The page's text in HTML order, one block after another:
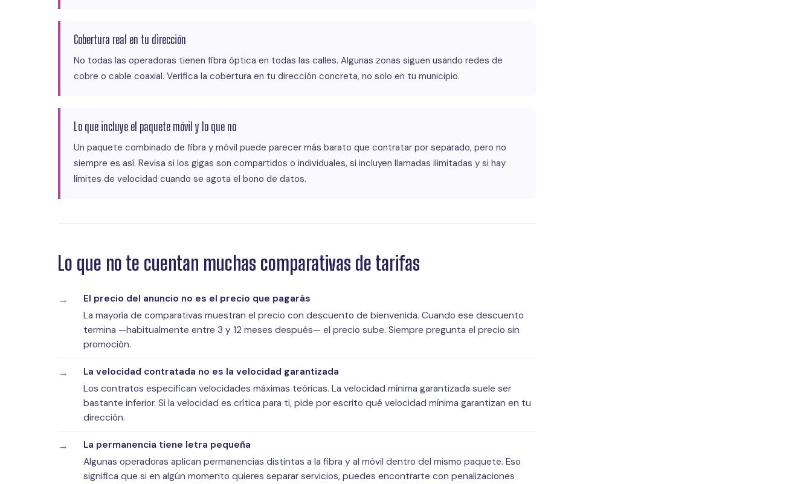
Cobertura real en tu dirección
No todas las operadoras tienen fibra óptica en todas las calles. Algunas zonas siguen usando redes de
cobre o cable coaxial. Verifica la cobertura en tu dirección concreta, no solo en tu municipio.
Lo que incluye el paquete móvil y lo que no
Un paquete combinado de fibra y móvil puede parecer más barato que contratar por separado, pero no
siempre es así. Revisa si los gigas son compartidos o individuales, si incluyen llamadas ilimitadas y si hay
límites de velocidad cuando se agota el bono de datos.
Lo que no te cuentan muchas comparativas de tarifas
El precio del anuncio no es el precio que pagarás
La mayoría de comparativas muestran el precio con descuento de bienvenida. Cuando ese descuento
termina —habitualmente entre 3 y 12 meses después— el precio sube. Siempre pregunta el precio sin
promoción.
La velocidad contratada no es la velocidad garantizada
Los contratos especifican velocidades máximas teóricas. La velocidad mínima garantizada suele ser
bastante inferior. Si la velocidad es crítica para ti, pide por escrito qué velocidad mínima garantizan en tu
dirección.
La permanencia tiene letra pequeña
Algunas operadoras aplican permanencias distintas a la fibra y al móvil dentro del mismo paquete. Eso
significa que si en algún momento quieres separar servicios, puedes encontrarte con penalizaciones